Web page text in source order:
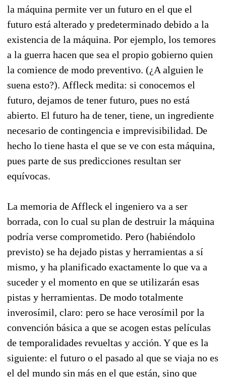
la máquina permite ver un futuro en el que el
futuro está alterado y predeterminado debido a la
existencia de la máquina. Por ejemplo, los temores
a la guerra hacen que sea el propio gobierno quien
la comience de modo preventivo. (¿A alguien le
suena esto?). Affleck medita: si conocemos el
futuro, dejamos de tener futuro, pues no está
abierto. El futuro ha de tener, tiene, un ingrediente
necesario de contingencia e imprevisibilidad. De
hecho lo tiene hasta el que se ve con esta máquina,
pues parte de sus predicciones resultan ser
equívocas.
La memoria de Affleck el ingeniero va a ser
borrada, con lo cual su plan de destruir la máquina
podría verse comprometido. Pero (habiéndolo
previsto) se ha dejado pistas y herramientas a sí
mismo, y ha planificado exactamente lo que va a
suceder y el momento en que se utilizarán esas
pistas y herramientas. De modo totalmente
inverosímil, claro: pero se hace verosímil por la
convención básica a que se acogen estas películas
de temporalidades revueltas y acción. Y que es la
siguiente: el futuro o el pasado al que se viaja no es
el del mundo sin más en el que están, sino que